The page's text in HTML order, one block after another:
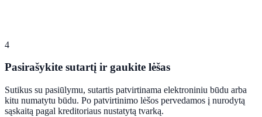
4
Pasirašykite sutartį ir gaukite lėšas
Sutikus su pasiūlymu, sutartis patvirtinama elektroniniu būdu arba
kitu numatytu būdu. Po patvirtinimo lėšos pervedamos į nurodytą
sąskaitą pagal kreditoriaus nustatytą tvarką.